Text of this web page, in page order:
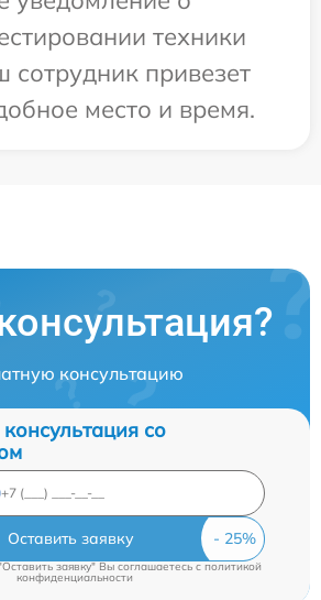
техники
сотрудник привезет
место и время.
консультацию
со
Оставить заявку
заявку" Вы соглашаетесь cполитикой
конфиденциальности